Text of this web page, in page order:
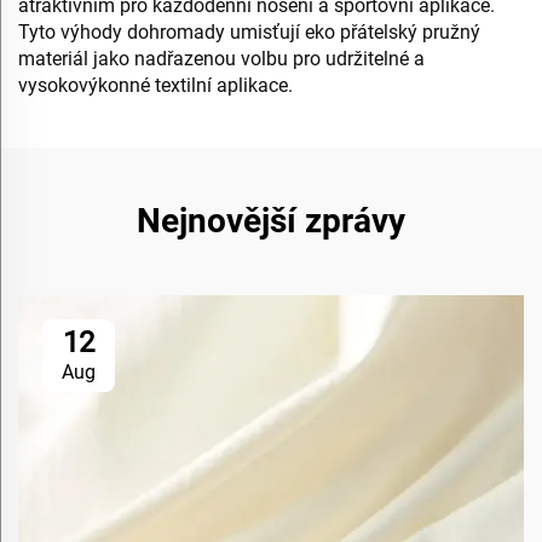
atraktivním pro každodenní nošení a sportovní aplikace.
Tyto výhody dohromady umisťují eko přátelský pružný
materiál jako nadřazenou volbu pro udržitelné a
vysokovýkonné textilní aplikace.
Nejnovější zprávy
12
Aug